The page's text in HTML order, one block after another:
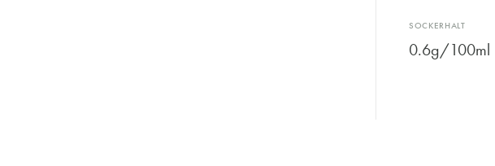
SOCKERHALT
0.6g/100ml